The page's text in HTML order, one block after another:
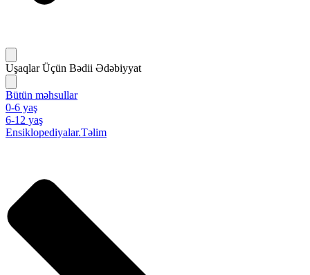
Uşaqlar Üçün Bədii Ədəbiyyat
Bütün məhsullar
0-6 yaş
6-12 yaş
Ensiklopediyalar.Təlim